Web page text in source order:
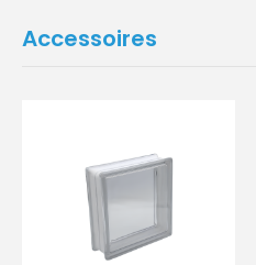
Accessoires